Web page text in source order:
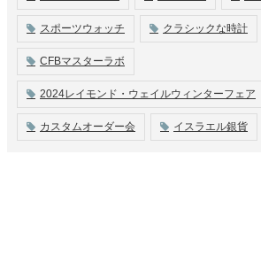
スポーツウォッチ クラシックな時計
CFBマスターラボ
2024レイモンド・ウェイルウィンターフェア
カスタムオーダー会 イスラエル銀貨